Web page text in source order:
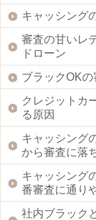
キャッシング
審査の甘いレ
ドローン
ブラックOK
クレジットカ
る原因
キャッシング
から審査に落
キャッシング
番審査に通り
社内ブラック